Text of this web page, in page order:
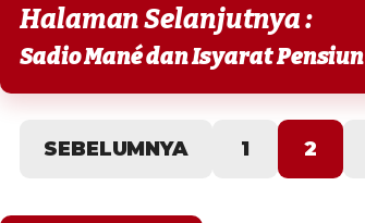
Halaman Selanjutnya :
Sadio Mané dan Isyarat Pensiun
SEBELUMNYA 1 2